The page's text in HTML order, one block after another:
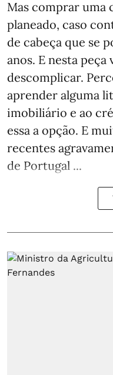
Mas comprar uma
planeado, caso
de cabeça que se
anos. E nesta peça
descomplicar.
aprender alguma
imobiliário e ao
essa a opção. E
recentes
de Portugal ...